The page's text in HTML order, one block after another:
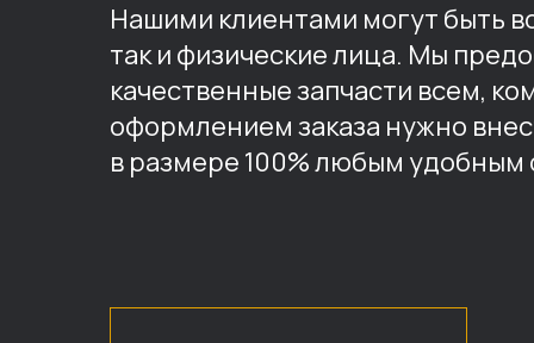
Нашими клиентами могут быть
так и физические лица. Мы
качественные запчасти всем,
оформлением заказа нужно
в размере 100% любым удобным